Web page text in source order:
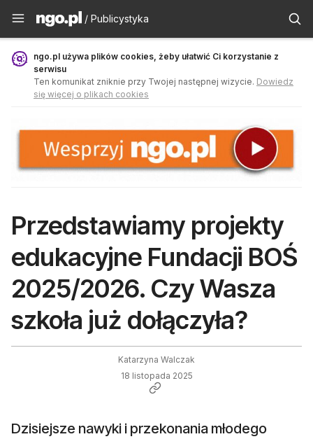
Publicystyka - ngo.pl
/ Publicystyka
ngo.pl używa plików cookies, żeby ułatwić Ci korzystanie z
serwisu
Ten komunikat zniknie przy Twojej następnej wizycie. Dowiedz
się więcej o plikach cookies
Przedstawiamy projekty
edukacyjne Fundacji BOŚ
2025/2026. Czy Wasza
szkoła już dołączyła?
Katarzyna Walczak
18 listopada 2025
Dzisiejsze nawyki i przekonania młodego